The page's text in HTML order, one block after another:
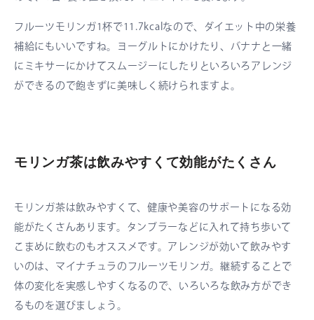
フルーツモリンガ1杯で11.7kcalなので、ダイエット中の栄養
補給にもいいですね。ヨーグルトにかけたり、バナナと一緒
にミキサーにかけてスムージーにしたりといろいろアレンジ
ができるので飽きずに美味しく続けられますよ。
モリンガ茶は飲みやすくて効能がたくさん
モリンガ茶は飲みやすくて、健康や美容のサポートになる効
能がたくさんあります。タンブラーなどに入れて持ち歩いて
こまめに飲むのもオススメです。アレンジが効いて飲みやす
いのは、マイナチュラのフルーツモリンガ。継続することで
体の変化を実感しやすくなるので、いろいろな飲み方ができ
るものを選びましょう。